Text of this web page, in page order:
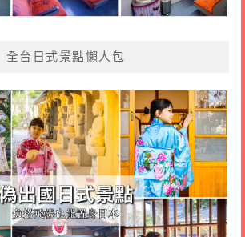
全台日式景點懶人包